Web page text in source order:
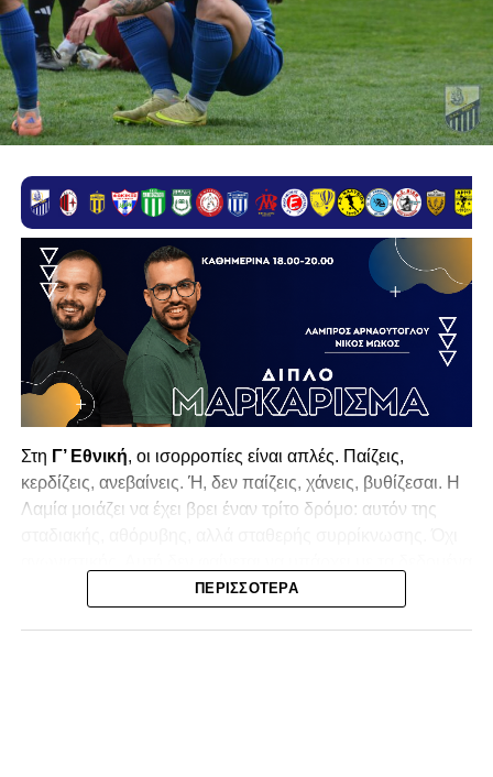
Στη Γ’ Εθνική, οι ισορροπίες είναι απλές. Παίζεις,
κερδίζεις, ανεβαίνεις. Ή, δεν παίζεις, χάνεις, βυθίζεσαι. Η
Λαμία μοιάζει να έχει βρει έναν τρίτο δρόμο: αυτόν της
της κατηγορίας. Της συρρίκνωσης της ίδιας της
ΠΕΡΙΣΣΌΤΕΡΑ